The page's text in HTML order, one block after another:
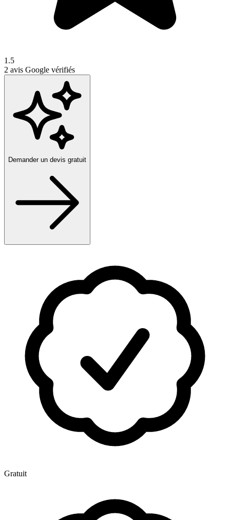
1.5
2 avis Google vérifiés
Demander un devis gratuit
Gratuit